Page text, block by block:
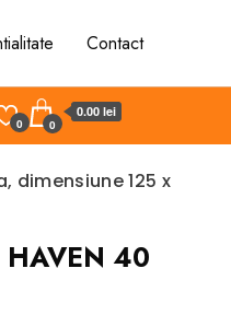
Contact
0 0
0.00 lei
dimensiune 125 x
HAVEN 40